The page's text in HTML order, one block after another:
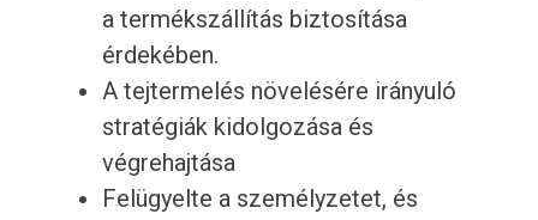
a termékszállítás biztosítása
érdekében.
A tejtermelés növelésére irányuló
stratégiák kidolgozása és
végrehajtása
Felügyelte a személyzetet, és